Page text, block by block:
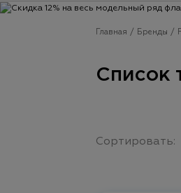
Главная Бренды
Список
Сортировать: